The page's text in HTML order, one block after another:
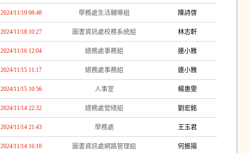
2024/11/19 08:48 學務處生活輔導組 陳詩啓
2024/11/18 10:27 圖書資訊處校務系統組 林志軒
2024/11/16 12:04 總務處事務組 連小雅
2024/11/15 11:17 總務處事務組 連小雅
2024/11/15 10:56 人事室 楊惠雯
2024/11/14 22:32 總務處營繕組 劉宏銘
2024/11/14 21:43 學務處 王玉君
2024/11/14 16:10 圖書資訊處網路管理組 何振揚